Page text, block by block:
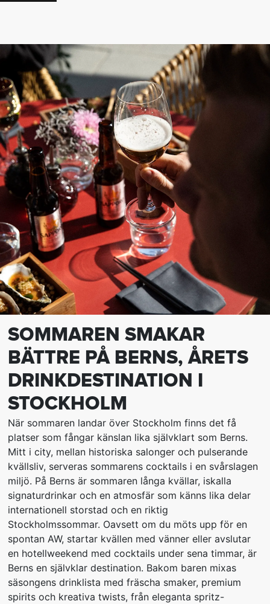
SOMMAREN SMAKAR
BÄTTRE PÅ BERNS, ÅRETS
DRINKDESTINATION I
STOCKHOLM
När sommaren landar över Stockholm finns det få
platser som fångar känslan lika självklart som Berns.
Mitt i city, mellan historiska salonger och pulserande
kvällsliv, serveras sommarens cocktails i en svårslagen
miljö. På Berns är sommaren långa kvällar, iskalla
signaturdrinkar och en atmosfär som känns lika delar
internationell storstad och en riktig
Stockholmssommar. Oavsett om du möts upp för en
spontan AW, startar kvällen med vänner eller avslutar
en hotellweekend med cocktails under sena timmar, är
Berns en självklar destination. Bakom baren mixas
säsongens drinklista med fräscha smaker, premium
spirits och kreativa twists, från eleganta spritz-